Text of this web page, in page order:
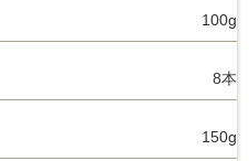
100g
8本
150g